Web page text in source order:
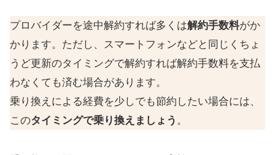
プロバイダーを途中解約すれば多くは解約手数料がか
かります。ただし、スマートフォンなどと同じくちょ
うど更新のタイミングで解約すれば解約手数料を支払
わなくても済む場合があります。
乗り換えによる経費を少しでも節約したい場合には、
このタイミングで乗り換えましょう 。